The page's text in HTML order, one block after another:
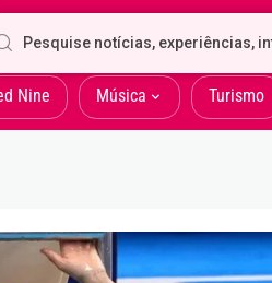
Nine Música Turismo